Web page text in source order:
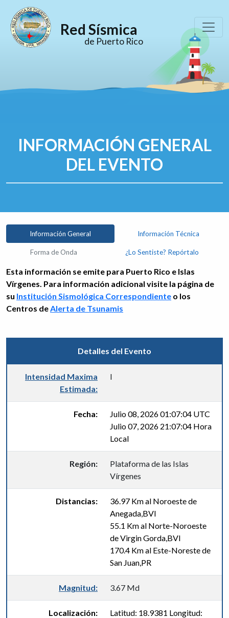
Red Sísmica
de Puerto Rico
INFORMACIÓN GENERAL
DEL EVENTO
Información General Información Técnica
Forma de Onda ¿Lo Sentiste? Repórtalo
Esta información se emite para Puerto Rico e Islas
Vírgenes. Para información adicional visite la página de
su Institución Sismológica Correspondiente o los
Centros deAlerta de Tsunamis
Detalles del Evento
Intensidad Maxima
Estimada:
I
Fecha:
Julio 08, 2026 01:07:04 UTC
Julio 07, 2026 21:07:04 Hora
Local
Región:
Plataforma de las Islas
Vírgenes
Distancias:
36.97 Km al Noroeste de
Anegada,BVI
55.1 Km al Norte-Noroeste
de Virgin Gorda,BVI
170.4 Km al Este-Noreste de
San Juan,PR
Magnitud: 3.67 Md
Localización:
Latitud: 18.9381 Longitud: